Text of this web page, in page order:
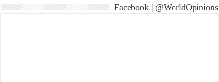
Facebook | @WorldOpinions